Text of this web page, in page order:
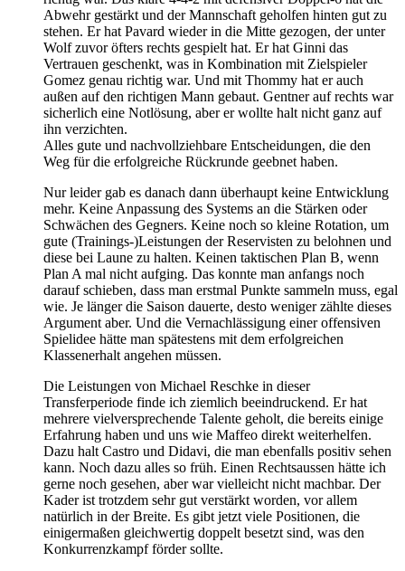
Abwehr gestärkt und der Mannschaft geholfen hinten gut zu
stehen. Er hat Pavard wieder in die Mitte gezogen, der unter
Wolf zuvor öfters rechts gespielt hat. Er hat Ginni das
Vertrauen geschenkt, was in Kombination mit Zielspieler
Gomez genau richtig war. Und mit Thommy hat er auch
außen auf den richtigen Mann gebaut. Gentner auf rechts war
sicherlich eine Notlösung, aber er wollte halt nicht ganz auf
ihn verzichten.
Alles gute und nachvollziehbare Entscheidungen, die den
Weg für die erfolgreiche Rückrunde geebnet haben.
Nur leider gab es danach dann überhaupt keine Entwicklung
mehr. Keine Anpassung des Systems an die Stärken oder
Schwächen des Gegners. Keine noch so kleine Rotation, um
gute (Trainings-)Leistungen der Reservisten zu belohnen und
diese bei Laune zu halten. Keinen taktischen Plan B, wenn
Plan A mal nicht aufging. Das konnte man anfangs noch
darauf schieben, dass man erstmal Punkte sammeln muss, egal
wie. Je länger die Saison dauerte, desto weniger zählte dieses
Argument aber. Und die Vernachlässigung einer offensiven
Spielidee hätte man spätestens mit dem erfolgreichen
Klassenerhalt angehen müssen.
Die Leistungen von Michael Reschke in dieser
Transferperiode finde ich ziemlich beeindruckend. Er hat
mehrere vielversprechende Talente geholt, die bereits einige
Erfahrung haben und uns wie Maffeo direkt weiterhelfen.
Dazu halt Castro und Didavi, die man ebenfalls positiv sehen
kann. Noch dazu alles so früh. Einen Rechtsaussen hätte ich
gerne noch gesehen, aber war vielleicht nicht machbar. Der
Kader ist trotzdem sehr gut verstärkt worden, vor allem
natürlich in der Breite. Es gibt jetzt viele Positionen, die
einigermaßen gleichwertig doppelt besetzt sind, was den
Konkurrenzkampf förder sollte.